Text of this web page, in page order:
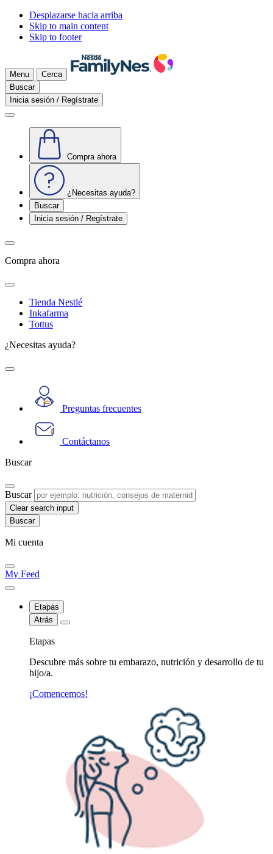
Desplazarse hacia arriba
Skip to main content
Skip to footer
Menu
Cerca
Buscar
Inicia sesión / Regístrate
Compra ahora
¿Necesitas ayuda?
Buscar
Inicia sesión / Regístrate
Compra ahora
Tienda Nestlé
Inkafarma
Tottus
¿Necesitas ayuda?
Preguntas frecuentes
Contáctanos
Buscar
Buscar
Clear search input
Mi cuenta
My Feed
Etapas
Atrás
Etapas
Descubre más sobre tu embarazo, nutrición y desarrollo de tu
hijo/a.
¡Comencemos!